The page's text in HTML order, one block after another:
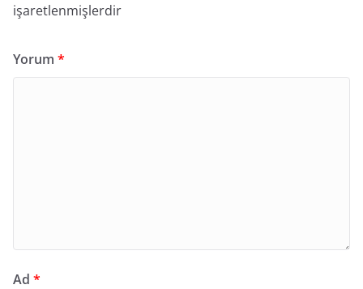
işaretlenmişlerdir
Yorum *
Ad *